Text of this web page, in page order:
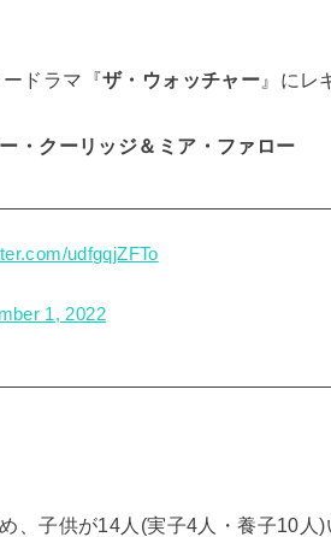
ドラマ『ザ・ウォッチャー 』にレ
・クーリッジ＆ミア・ファロー
udfgqjZFTo
1, 2022
、子供が14人(実子4人・養子10人)